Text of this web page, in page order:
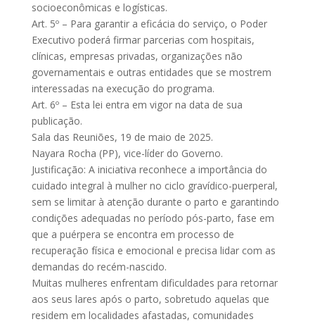
socioeconômicas e logísticas.
Art. 5º – Para garantir a eficácia do serviço, o Poder
Executivo poderá firmar parcerias com hospitais,
clínicas, empresas privadas, organizações não
governamentais e outras entidades que se mostrem
interessadas na execução do programa.
Art. 6º – Esta lei entra em vigor na data de sua
publicação.
Sala das Reuniões, 19 de maio de 2025.
Nayara Rocha (PP), vice-líder do Governo.
Justificação: A iniciativa reconhece a importância do
cuidado integral à mulher no ciclo gravídico-puerperal,
sem se limitar à atenção durante o parto e garantindo
condições adequadas no período pós-parto, fase em
que a puérpera se encontra em processo de
recuperação física e emocional e precisa lidar com as
demandas do recém-nascido.
Muitas mulheres enfrentam dificuldades para retornar
aos seus lares após o parto, sobretudo aquelas que
residem em localidades afastadas, comunidades